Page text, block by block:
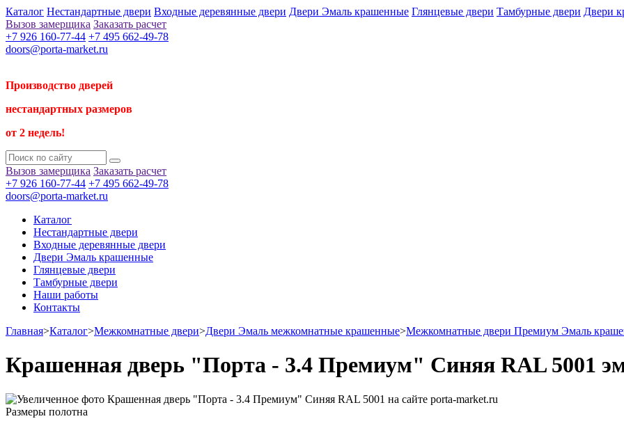
Каталог Нестандартные двери Входные деревянные двери Двери Эмаль крашенные Глянцевые двери Тамбурные двери Двери
Вызов замерщика Заказать расчет
+7 926 160-77-44 +7 495 662-49-78
doors@porta-market.ru
Производство дверей
нестандартных размеров
от 2 недель!
Вызов замерщика Заказать расчет
+7 926 160-77-44 +7 495 662-49-78
doors@porta-market.ru
Каталог
Нестандартные двери
Входные деревянные двери
Двери Эмаль крашенные
Глянцевые двери
Тамбурные двери
Наши работы
Контакты
Главная>Каталог>Межкомнатные двери>Двери Эмаль межкомнатные крашенные>Межкомнатные двери Премиум Эмаль
Крашенная дверь "Порта - 3.4 Премиум" Синяя RAL 5001
Размеры полотна